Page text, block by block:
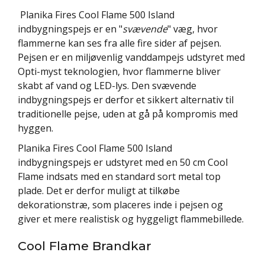
Planika Fires Cool Flame 500 Island
indbygningspejs er en "svævende" væg, hvor
flammerne kan ses fra alle fire sider af pejsen.
Pejsen er en miljøvenlig vanddampejs udstyret med
Opti-myst teknologien, hvor flammerne bliver
skabt af vand og LED-lys. Den svævende
indbygningspejs er derfor et sikkert alternativ til
traditionelle pejse, uden at gå på kompromis med
hyggen.
Planika Fires Cool Flame 500 Island
indbygningspejs er udstyret med en 50 cm Cool
Flame indsats med en standard sort metal top
plade. Det er derfor muligt at tilkøbe
dekorationstræ, som placeres inde i pejsen og
giver et mere realistisk og hyggeligt flammebillede.
Cool Flame Brandkar